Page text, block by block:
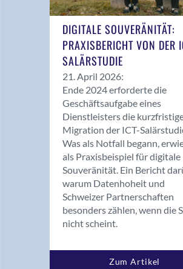
DIGITALE SOUVERÄNITÄT:
PRAXISBERICHT VON DER
SALÄRSTUDIE
21. April 2026:
Ende 2024 erforderte die
Geschäftsaufgabe eines
Dienstleisters die
Migration der ICT-
Was als Notfall begann,
als Praxisbeispiel für digitale
Souveränität. Ein Bericht
warum Datenhoheit und
Schweizer Partnerschaften
besonders zählen, wenn die
nicht scheint.
Zum Artikel